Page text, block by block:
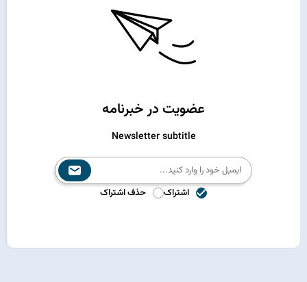
عضویت در خبرنامه
Newsletter subtitle
اشتراک حذف اشتراک